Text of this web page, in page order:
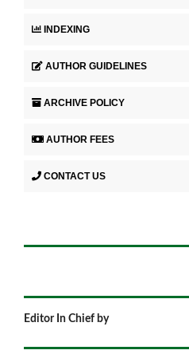
INDEXING
AUTHOR GUIDELINES
ARCHIVE POLICY
AUTHOR FEES
CONTACT US
Editor In Chief by